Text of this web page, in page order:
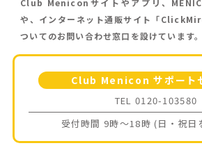
Club Meniconサイトやアプリ、
や、 インターネット通販サイト「
ついてのお問い合わせ窓口を設けています。
Club Menicon サポート
TEL 0120-103580
受付時間 9時〜18時 (日・祝日